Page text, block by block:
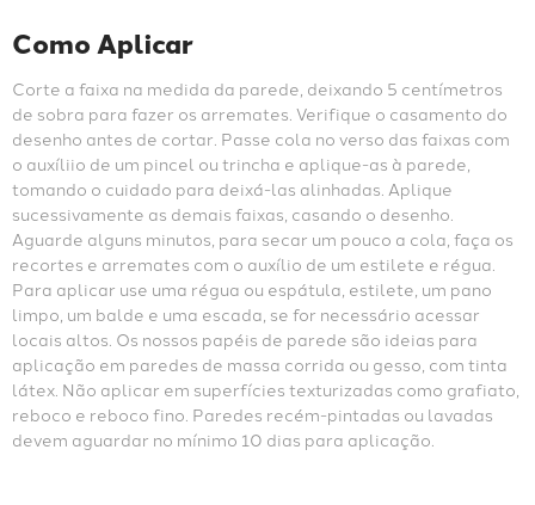
Como Aplicar
Corte a faixa na medida da parede, deixando 5 centímetros
de sobra para fazer os arremates. Verifique o casamento do
desenho antes de cortar. Passe cola no verso das faixas com
o auxíliio de um pincel ou trincha e aplique-as à parede,
tomando o cuidado para deixá-las alinhadas. Aplique
sucessivamente as demais faixas, casando o desenho.
Aguarde alguns minutos, para secar um pouco a cola, faça os
recortes e arremates com o auxílio de um estilete e régua.
Para aplicar use uma régua ou espátula, estilete, um pano
limpo, um balde e uma escada, se for necessário acessar
locais altos. Os nossos papéis de parede são ideias para
aplicação em paredes de massa corrida ou gesso, com tinta
látex. Não aplicar em superfícies texturizadas como grafiato,
reboco e reboco fino. Paredes recém-pintadas ou lavadas
devem aguardar no mínimo 10 dias para aplicação.